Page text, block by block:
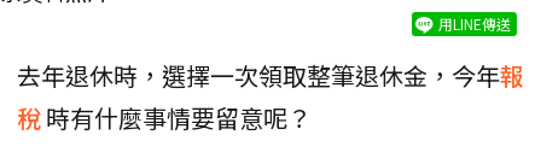
用LINE傳送
去年退休時，選擇一次領取整筆退休金，今年報
稅時有什麼事情要留意呢？